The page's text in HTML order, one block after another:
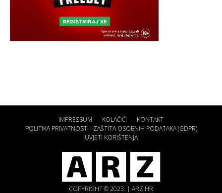
IMPRESSUM KOLAČIĆI
KONTAKT
POLITIKA PRIVATNOSTI I ZAŠTITA OSOBNIH PODATAKA (GDPR)
UVJETI KORIŠTENJA
COPYRIGHT © 2023. | ARZ.HR